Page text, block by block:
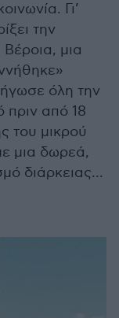
Γι’
την
Βέροια, µια
όλη την
πριν από 18
του µικρού
µια δωρεά,
διάρκειας...